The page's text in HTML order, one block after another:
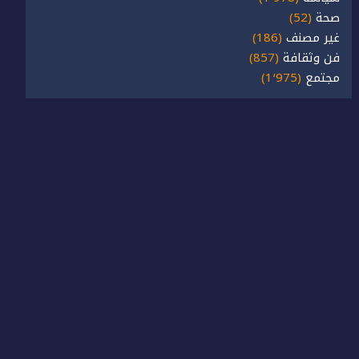
صحة (52)
غير مصنف (186)
فن وثقافة (857)
مجتمع (1٬975)